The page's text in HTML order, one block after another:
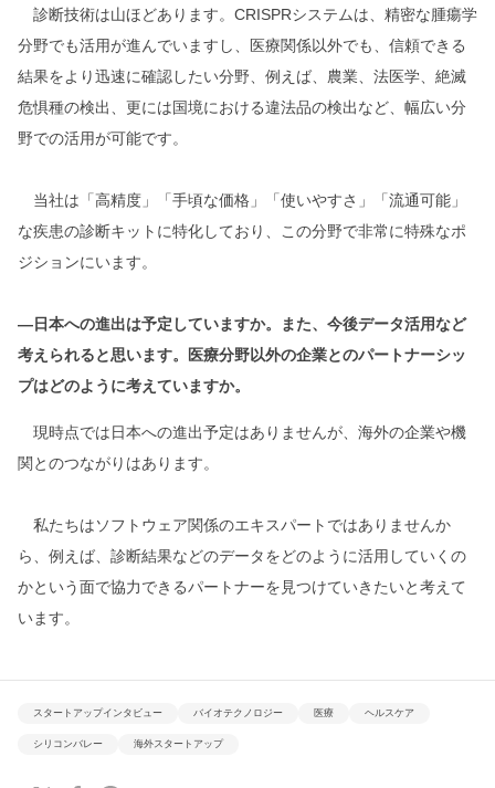
診断技術は山ほどあります。CRISPRシステムは、精密な腫瘍学
分野でも活用が進んでいますし、医療関係以外でも、信頼できる
結果をより迅速に確認したい分野、例えば、農業、法医学、絶滅
危惧種の検出、更には国境における違法品の検出など、幅広い分
野での活用が可能です。
当社は「高精度」「手頃な価格」「使いやすさ」「流通可能」
な疾患の診断キットに特化しており、この分野で非常に特殊なポ
ジションにいます。
―日本への進出は予定していますか。また、今後データ活用など
考えられると思います。医療分野以外の企業とのパートナーシッ
プはどのように考えていますか。
現時点では日本への進出予定はありませんが、海外の企業や機
関とのつながりはあります。
私たちはソフトウェア関係のエキスパートではありませんか
ら、例えば、診断結果などのデータをどのように活用していくの
かという面で協力できるパートナーを見つけていきたいと考えて
います。
スタートアップインタビュー バイオテクノロジー 医療 ヘルスケア
シリコンバレー 海外スタートアップ